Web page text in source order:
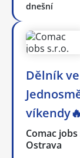
dnešní
Dělník
víkendy🔥
Comac
Ostrava